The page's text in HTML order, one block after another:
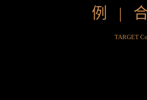
例
|
TARGET